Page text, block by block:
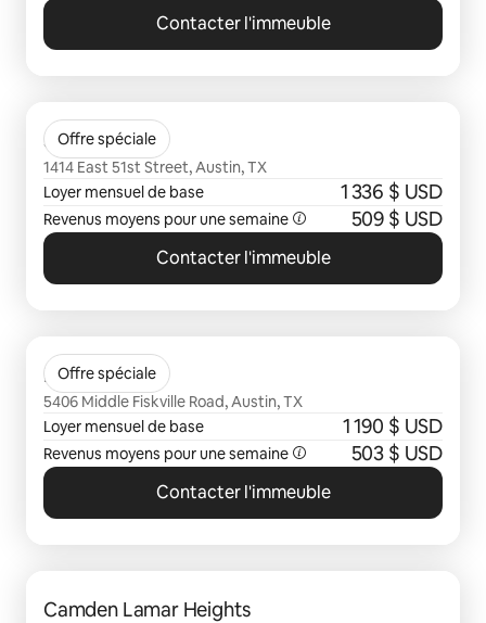
Contacter l'immeuble
Offre spéciale
Solomon
1414 East 51st Street, Austin, TX
Loyer mensuel de base
1 336 $ USD
Revenus moyens pour une semaine 509 $ USD
Contacter l'immeuble
Offre spéciale
Flora
5406 Middle Fiskville Road, Austin, TX
Loyer mensuel de base
1 190 $ USD
Revenus moyens pour une semaine 503 $ USD
Contacter l'immeuble
Camden Lamar Heights